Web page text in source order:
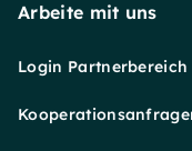
Arbeite mit uns
Login Partnerbereich